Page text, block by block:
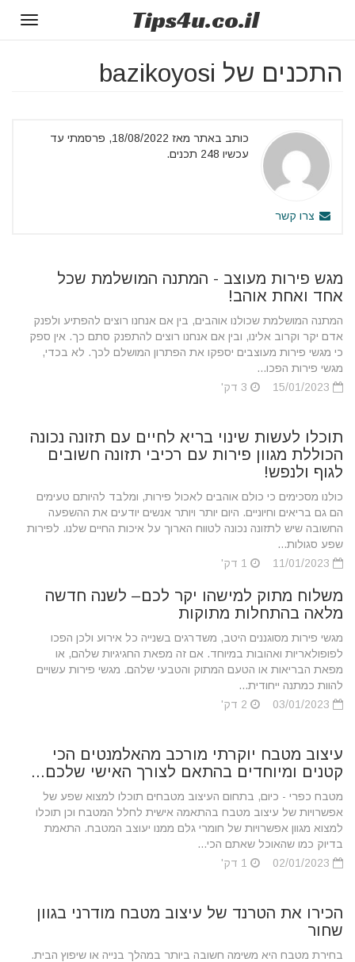
Tips4u.co.il
התכנים של bazikoyosi
כותב באתר מאז 18/08/2022, פרסמתי עד
עכשיו 248 תכנים.
צרו קשר
מגש פירות מעוצב - המתנה המושלמת שכל
אחד ואחת אוהב!
המתנה המושלמת שכולנו אוהבים, בין אם אנחנו רוצים להפתיע ולפנק
אדם יקר וקרוב אלינו, ובין אם אנחנו רוצים להתפנק סתם כך. אין ספק
כי מגשי פירות מעוצבים יספקו את הפתרון המושלם לכך. לא בכדי,
מגשי פירות הפכו...
תוכלו לעשות שינוי בריא לחיים עם תזונה נכונה
הכוללת מגוון פירות עם רכיבי תזונה חשובים
לגוף ולנפש!
כולנו מסכימים כי כולם אוהבים לאכול פירות, ומלבד להיותם טעימים
הם גם בריאים וחיוניים. היום יותר ויותר אנשים יודעים את ההשפעה
החשובה שיש לתזונה נכונה לטווח הארוך על איכות החיים שלנו. לפירות
שפע סגולות...
משלוח מתוק למישהו יקר לכם– לשנה חדשה
מלאה בהתחלות מתוקות
מגשי פירות מסוגננים היטב, משדרגים בשנייה כל אירוע ולכן הפכו
לפופולאריות ואהובות במיוחד. אם זה מפאת החגיגיות שלהם, או
מפאת הבריאות או הטעם המתוק והטבעי שלהם. מגשי פירות עשויים
להוות כמתנה ייחודית...
עיצוב מטבח יוקרתי מורכב מהאלמנטים הכי
קטנים ומיוחדים בהתאם לצורך האישי שלכם...
מטבח כפרי - כיום, בתחום העיצוב מטבחים תוכלו למצוא שפע של
אפשרויות של עיצוב מטבח בהתאמה אישית לחלל המטבח וכן תוכלו
למצוא מגוון אפשרויות של חומרי גלם ממנו יעוצב המטבח. התאמת
בדיוק כמו שהאוכל שאתם הכי...
הכירו את הטרנד של עיצוב מטבח מודרני בגוון
שחור
בחירת מטבח היא משימה חשובה ביותר במהלך בנייה או שיפוץ הבית.